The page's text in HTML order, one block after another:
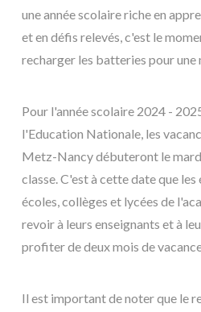
une année scolaire riche en
et en défis relevés, c'est le
recharger les batteries pour une
Pour l'année scolaire 2024 -
l'Education Nationale, les
Metz-Nancy débuteront le
classe. C'est à cette date que les
écoles, collèges et lycées de
revoir à leurs enseignants et à
profiter de deux mois de
Il est important de noter que le